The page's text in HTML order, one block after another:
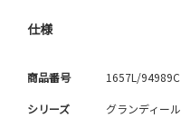
仕様
商品番号 1657L/94989C
シリーズ グランディール